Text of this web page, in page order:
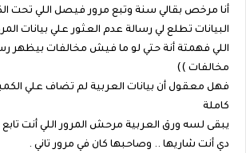
أنا مرخص بقالي سنة وتبع مرور فيصل اللي تحت
البيانات تطلع لي رسالة عدم العثور علي بيانات
اللي فهمتة أنة حتي لو ما فيش مخالفات بيظهر
مخالفات ))
فهل معقول أن بيانات العربية لم تضاف علي
كاملة
يبقى لسه ورق العربية مرحش المرور اللي أنت تابع
دي أنت شاريها .. وصاحبها كان في مرور تاني .